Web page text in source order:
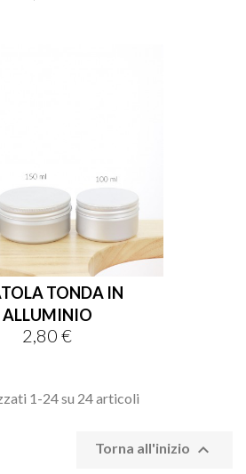
TONDA IN
ALLUMINIO
Prezzo
2,80 €
1-24 su 24 articoli
Torna all'inizio 